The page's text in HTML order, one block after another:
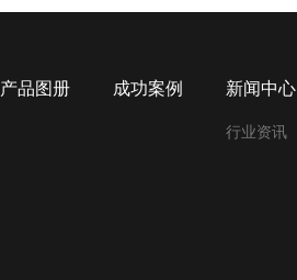
产品图册 成功案例 新闻中心
行业资讯